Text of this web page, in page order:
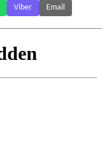
Viber Email